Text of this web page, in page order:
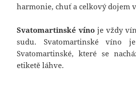
harmonie, chuť a celkový dojem
Svatomartinské víno je vždy
sudu. Svatomartinské víno
Svatomartinské, které se
etiketě láhve.